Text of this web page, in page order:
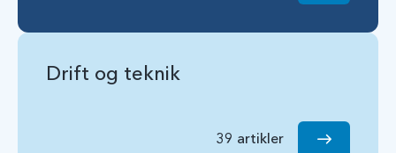
Drift og teknik
39 artikler